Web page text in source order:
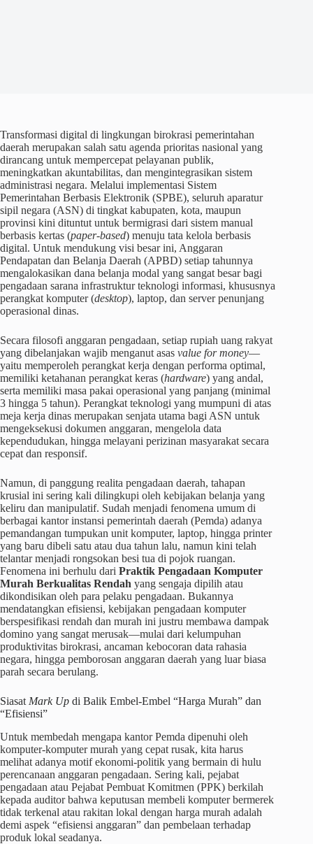
Transformasi digital di lingkungan birokrasi pemerintahan
daerah merupakan salah satu agenda prioritas nasional yang
dirancang untuk mempercepat pelayanan publik,
meningkatkan akuntabilitas, dan mengintegrasikan sistem
administrasi negara. Melalui implementasi Sistem
Pemerintahan Berbasis Elektronik (SPBE), seluruh aparatur
sipil negara (ASN) di tingkat kabupaten, kota, maupun
provinsi kini dituntut untuk bermigrasi dari sistem manual
berbasis kertas (paper-based) menuju tata kelola berbasis
digital. Untuk mendukung visi besar ini, Anggaran
Pendapatan dan Belanja Daerah (APBD) setiap tahunnya
mengalokasikan dana belanja modal yang sangat besar bagi
pengadaan sarana infrastruktur teknologi informasi, khususnya
perangkat komputer (desktop), laptop, dan server penunjang
operasional dinas.
Secara filosofi anggaran pengadaan, setiap rupiah uang rakyat
yang dibelanjakan wajib menganut asas value for money—
yaitu memperoleh perangkat kerja dengan performa optimal,
memiliki ketahanan perangkat keras (hardware) yang andal,
serta memiliki masa pakai operasional yang panjang (minimal
3 hingga 5 tahun). Perangkat teknologi yang mumpuni di atas
meja kerja dinas merupakan senjata utama bagi ASN untuk
mengeksekusi dokumen anggaran, mengelola data
kependudukan, hingga melayani perizinan masyarakat secara
cepat dan responsif.
Namun, di panggung realita pengadaan daerah, tahapan
krusial ini sering kali dilingkupi oleh kebijakan belanja yang
keliru dan manipulatif. Sudah menjadi fenomena umum di
berbagai kantor instansi pemerintah daerah (Pemda) adanya
pemandangan tumpukan unit komputer, laptop, hingga printer
yang baru dibeli satu atau dua tahun lalu, namun kini telah
telantar menjadi rongsokan besi tua di pojok ruangan.
Fenomena ini berhulu dari Praktik Pengadaan Komputer
Murah Berkualitas Rendah yang sengaja dipilih atau
dikondisikan oleh para pelaku pengadaan. Bukannya
mendatangkan efisiensi, kebijakan pengadaan komputer
berspesifikasi rendah dan murah ini justru membawa dampak
domino yang sangat merusak—mulai dari kelumpuhan
produktivitas birokrasi, ancaman kebocoran data rahasia
negara, hingga pemborosan anggaran daerah yang luar biasa
parah secara berulang.
Siasat Mark Up di Balik Embel-Embel “Harga Murah” dan
“Efisiensi”
Untuk membedah mengapa kantor Pemda dipenuhi oleh
komputer-komputer murah yang cepat rusak, kita harus
melihat adanya motif ekonomi-politik yang bermain di hulu
perencanaan anggaran pengadaan. Sering kali, pejabat
pengadaan atau Pejabat Pembuat Komitmen (PPK) berkilah
kepada auditor bahwa keputusan membeli komputer bermerek
tidak terkenal atau rakitan lokal dengan harga murah adalah
demi aspek “efisiensi anggaran” dan pembelaan terhadap
produk lokal seadanya.